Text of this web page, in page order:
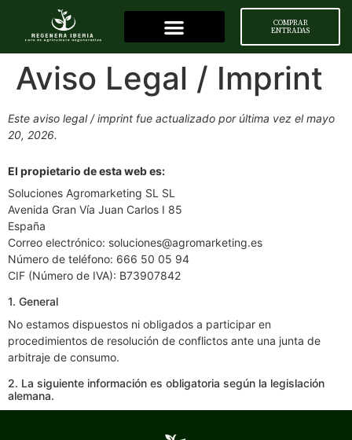
COMPRAR
ENTRADAS
Aviso Legal / Imprint
Este aviso legal / imprint fue actualizado por última vez el mayo
20, 2026.
El propietario de esta web es:
Soluciones Agromarketing SL SL
Avenida Gran Vía Juan Carlos I 85
España
Correo electrónico: soluciones@agromarketing.es
Número de teléfono: 666 50 05 94
CIF (Número de IVA): B73907842
1. General
No estamos dispuestos ni obligados a participar en
procedimientos de resolución de conflictos ante una junta de
arbitraje de consumo.
2. La siguiente información es obligatoria según la legislación
alemana.